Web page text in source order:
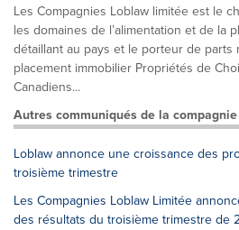
Les Compagnies Loblaw limitée est le
les domaines de l’alimentation et de la
détaillant au pays et le porteur de parts
placement immobilier Propriétés de
Canadiens...
Autres communiqués de la compagnie
Loblaw annonce une croissance des
troisième trimestre
Les Compagnies Loblaw Limitée
des résultats du troisième trimestre de